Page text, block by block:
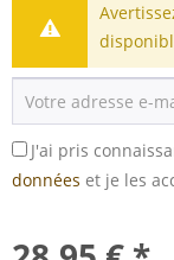
J'ai pris
données et je les